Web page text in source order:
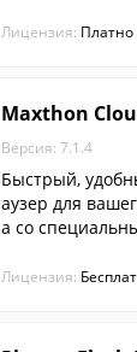
х
Лицензия: Платно
Maxthon
Версия: 7.1.4
Быстрый,
аузер для
а со
Лицензия: